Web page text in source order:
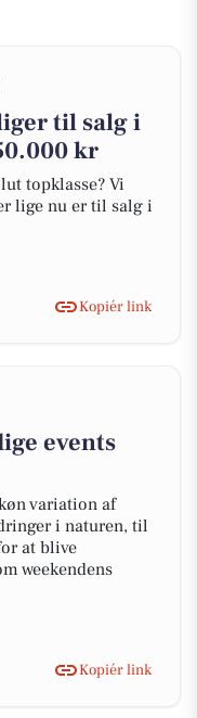
til salg i
kr
topklasse? Vi
lige nu er til salg i
Kopiér link
events
variation af
i naturen, til
at blive
weekendens
Kopiér link